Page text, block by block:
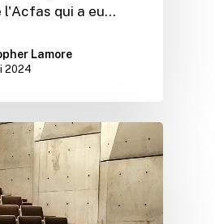
l'Acfas qui a eu…
Lamore
2024